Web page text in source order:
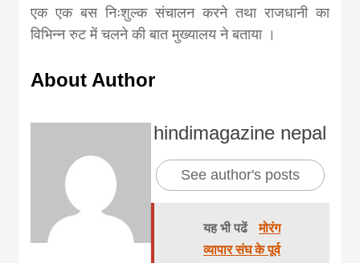
एक एक बस निःशुल्क संचालन करने तथा राजधानी का
विभिन्न रुट में चलने की बात मुख्यालय ने बताया ।
About Author
hindimagazine nepal
See author's posts
यह भी पढें
मोरंग
व्यापार संघ के पूर्व